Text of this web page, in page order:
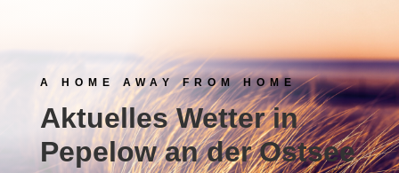
A HOME AWAY FROM HOME
Aktuelles Wetter in
Pepelow an der Ostsee